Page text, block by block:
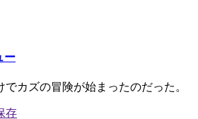
ー
でカズの冒険が始まったのだった。